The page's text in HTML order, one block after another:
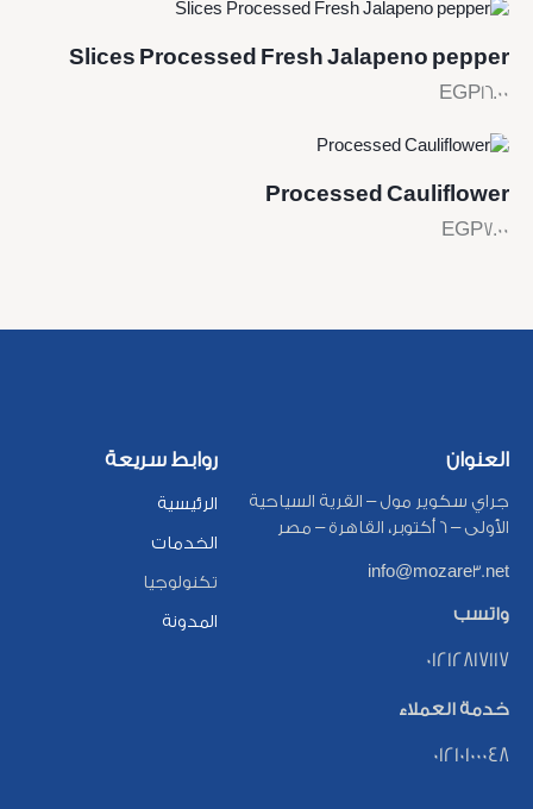
Slices Processed Fresh Jalapeno pepper
EGP16.00
Processed Cauliflower
EGP7.00
العنوان
جراي سكوير مول – القرية السياحية
الأولى – 6 أكتوبر، القاهرة – مصر
info@mozare3.net
واتسب
01212817117
خدمة العملاء
01210100048
روابط سريعة
الرئيسية
الخدمات
تكنولوجيا
المدونة